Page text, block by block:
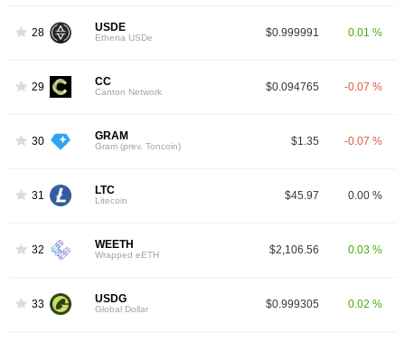
28 USDE
Ethena USDe $0.999991 0.01 %
29 CC
Canton Network $0.094765 -0.07 %
30 GRAM
Gram (prev. Toncoin) $1.35 -0.07 %
31 LTC
Litecoin $45.97 0.00 %
32 WEETH
Wrapped eETH $2,106.56 0.03 %
33 USDG
Global Dollar $0.999305 0.02 %